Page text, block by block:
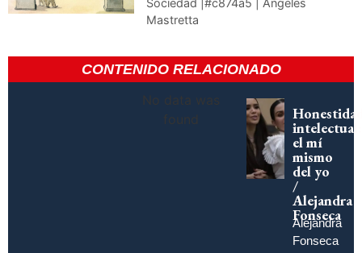
Mastretta
CONTENIDO RELACIONADO
No data was
found
intelectual:
el mí
mismo
del yo
/
Alejandra
Fonseca
Alejandra
Fonseca